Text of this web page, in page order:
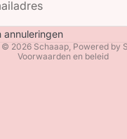
annuleringen
© 2026 Schaaap, Powered by
Voorwaarden en beleid
voorwaarden
kennisgeving